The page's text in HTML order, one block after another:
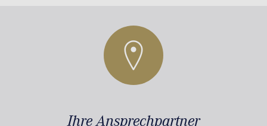
Ihre Ansprechpartner